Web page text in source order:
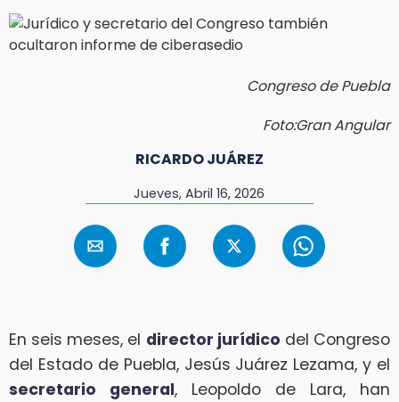
Congreso de Puebla
Foto:Gran Angular
RICARDO JUÁREZ
Jueves, Abril 16, 2026
En seis meses, el director jurídico del Congreso
del Estado de Puebla, Jesús Juárez Lezama, y el
secretario general, Leopoldo de Lara, han